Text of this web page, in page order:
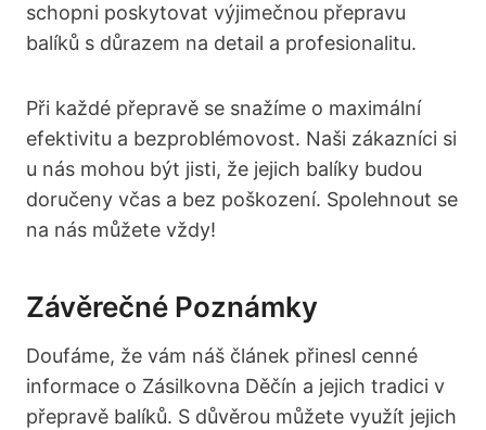
schopni poskytovat výjimečnou přepravu
balíků s důrazem na detail a profesionalitu.
Při každé přepravě se snažíme o maximální
efektivitu a bezproblémovost. Naši zákazníci si
u nás mohou být jisti, že jejich balíky budou
doručeny včas a bez poškození. Spolehnout se
na nás můžete vždy!
Závěrečné Poznámky
Doufáme, že vám náš článek přinesl cenné
informace o Zásilkovna Děčín a jejich tradici v
přepravě balíků. S důvěrou můžete využít jejich